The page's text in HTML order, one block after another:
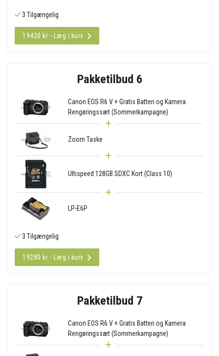
3 Tilgængelig
19420 kr - Læg i kurv
Pakketilbud 6
Canon EOS R6 V + Gratis Batteri og Kamera
Rengøringssæt (Sommerkampagne)
Zoom Taske
Ultispeed 128GB SDXC Kort (Class 10)
LP-E6P
3 Tilgængelig
19280 kr - Læg i kurv
Pakketilbud 7
Canon EOS R6 V + Gratis Batteri og Kamera
Rengøringssæt (Sommerkampagne)